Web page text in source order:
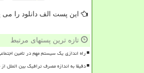
این پست الف دانلود را می
تازه ترین پستهای مرتبط
راه اندازی یک سیستم مهم در تامین
دقیقا به اندازه مصرف ترافیک بین